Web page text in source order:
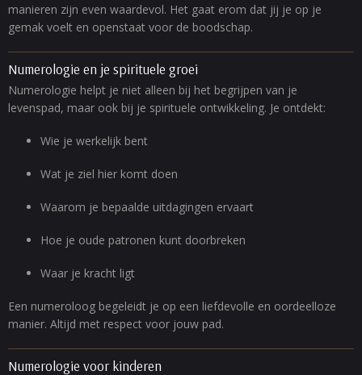
manieren zijn even waardevol. Het gaat erom dat jij je op je
gemak voelt en openstaat voor de boodschap.
Numerologie en je spirituele groei
Numerologie helpt je niet alleen bij het begrijpen van je
levenspad, maar ook bij je spirituele ontwikkeling. Je ontdekt:
Wie je werkelijk bent
Wat je ziel hier komt doen
Waarom je bepaalde uitdagingen ervaart
Hoe je oude patronen kunt doorbreken
Waar je kracht ligt
Een numeroloog begeleidt je op een liefdevolle en oordeelloze
manier. Altijd met respect voor jouw pad.
Numerologie voor kinderen